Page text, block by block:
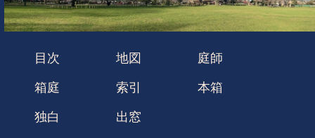
目次 地図 庭師
箱庭 索引 本箱
独白 出窓